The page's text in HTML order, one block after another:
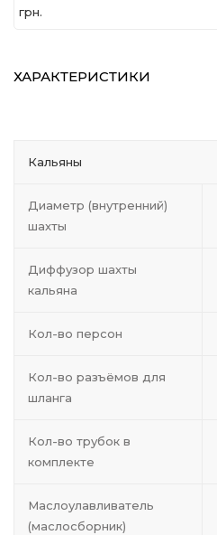
грн.
ХАРАКТЕРИСТИКИ
Кальяны
Диаметр (внутренний)
шахты
Диффузор шахты
кальяна
Кол-во персон
Кол-во разъёмов для
шланга
Кол-во трубок в
комплекте
Маслоулавливатель
(маслосборник)